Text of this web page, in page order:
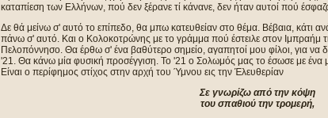
καταπίεση των Ελλήνων, πού δεν ξέρανε τί κάνανε, δεν ήταν αυτοί πού
Δε θά μείνω σ' αυτό το επίπεδο, θα μπω κατευθείαν στο θέμα. Βέβαια, κάτι
πάνω σ' αυτό. Και ο Κολοκοτρώνης με το γράμμα πού έστειλε στον Ιμπραήμ
Πελοπόννησο. Θα έρθω σ' ένα βαθύτερο σημείο, αγαπητοί μου φίλοι, για
'21. Θα κάνω μία φυσική προσέγγιση. Το '21 ο Σολωμός μας το έσωσε με ένα
Είναι ο περίφημος στίχος στην αρχή του Ύμνου εις την Έλευθερίαν
Σε γνωρίζω από την κόψη
του σπαθιού την τρομερή,